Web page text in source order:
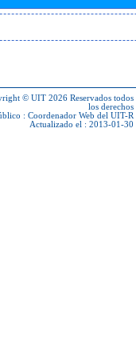
© UIT 2026 Reservados todos
los derechos
: Coordenador Web del UIT-R
Actualizado el : 2013-01-30